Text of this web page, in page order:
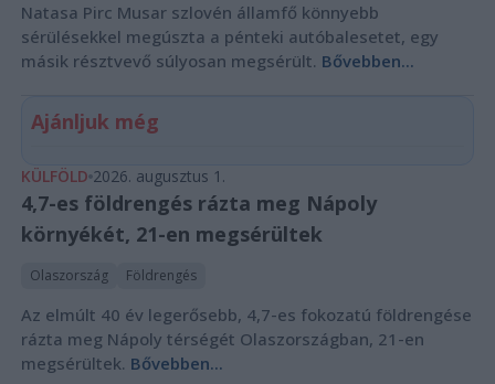
Natasa Pirc Musar szlovén államfő könnyebb
sérülésekkel megúszta a pénteki autóbalesetet, egy
másik résztvevő súlyosan megsérült. Bővebben...
Ajánljuk még
KÜLFÖLD 2026. augusztus 1.
4,7-es földrengés rázta meg Nápoly
környékét, 21-en megsérültek
Olaszország Földrengés
Az elmúlt 40 év legerősebb, 4,7-es fokozatú földrengése
rázta meg Nápoly térségét Olaszországban, 21-en
megsérültek. Bővebben...